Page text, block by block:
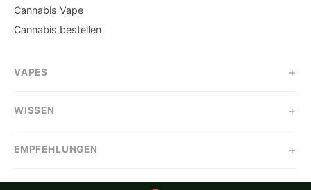
Cannabis Vape
Cannabis bestellen
VAPES
WISSEN
EMPFEHLUNGEN